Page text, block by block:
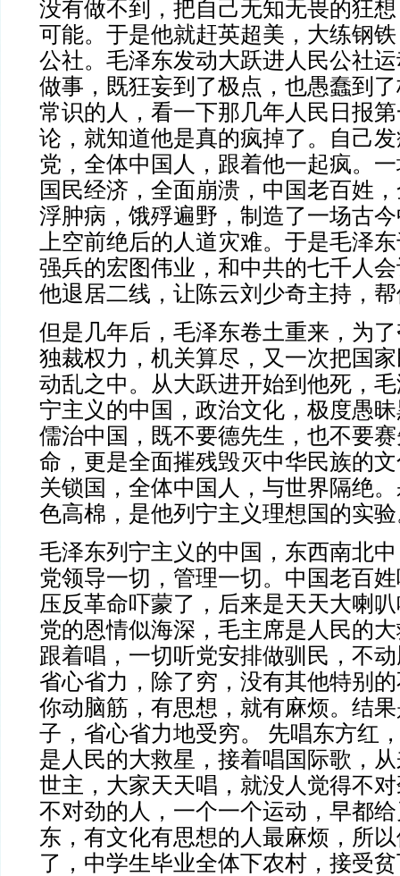
没有做不到，把自己无知无畏的狂
可能。于是他就赶英超美，大练钢
公社。毛泽东发动大跃进人民公社
做事，既狂妄到了极点，也愚蠢到
常识的人，看一下那几年人民日报
论，就知道他是真的疯掉了。自己
党，全体中国人，跟着他一起疯。
国民经济，全面崩溃，中国老百姓
浮肿病，饿殍遍野，制造了一场古
上空前绝后的人道灾难。于是毛泽
强兵的宏图伟业，和中共的七千人
他退居二线，让陈云刘少奇主持，
但是几年后，毛泽东卷土重来，为
独裁权力，机关算尽，又一次把国
动乱之中。从大跃进开始到他死，
宁主义的中国，政治文化，极度愚
儒治中国，既不要德先生，也不要
命，更是全面摧残毁灭中华民族的
关锁国，全体中国人，与世界隔绝
色高棉，是他列宁主义理想国的实
毛泽东列宁主义的中国，东西南北
党领导一切，管理一切。中国老百
压反革命吓蒙了，后来是天天大喇
党的恩情似海深，毛主席是人民的
跟着唱，一切听党安排做驯民，不
省心省力，除了穷，没有其他特别
你动脑筋，有思想，就有麻烦。结
子，省心省力地受穷。
先唱东方红
是人民的大救星，接着唱国际歌，
世主，大家天天唱，就没人觉得不
不对劲的人，一个一个运动，早都
东，有文化有思想的人最麻烦，所
了，中学生毕业全体下农村，接受